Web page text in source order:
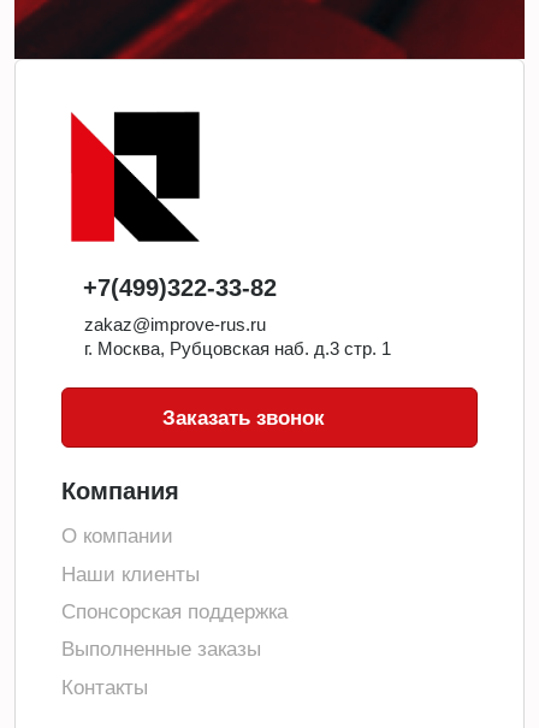
+7(499)322-33-82
zakaz@improve-rus.ru
г. Москва, Рубцовская наб. д.3 стр. 1
Заказать звонок
Компания
О компании
Наши клиенты
Спонсорская поддержка
Выполненные заказы
Контакты